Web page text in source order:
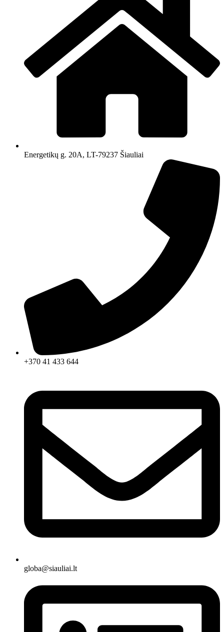
Energetikų g. 20A, LT-79237 Šiauliai
+370 41 433 644
globa@siauliai.lt